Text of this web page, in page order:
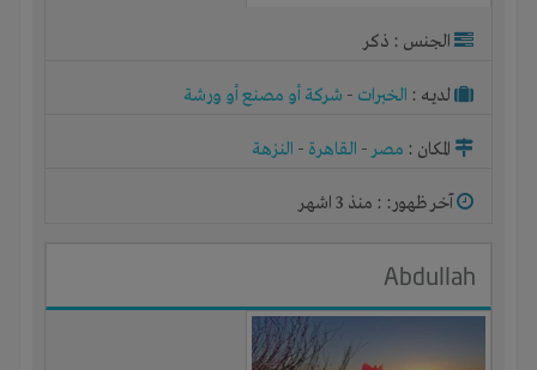
الجنس : ذكر
لديـه : الخبرات - شركة أو مصنع أو ورشة
المكان : مصر- القاهرة - النزهة
آخر ظهور: : منذ 3 اشهر
Abdullah